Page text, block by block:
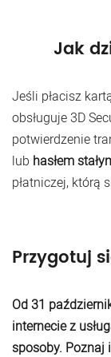
Jak
Jeśli płacisz
obsługuje 3D
potwierdzenie
lub hasłem
płatniczej, którą
Przygotuj
Od 31
internecie z
sposoby. Poznaj